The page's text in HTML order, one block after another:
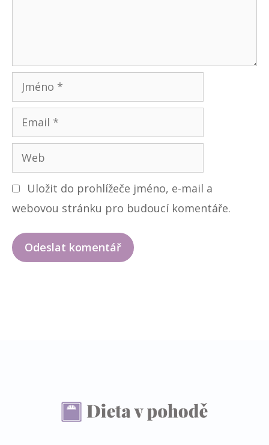
ř
m
n
m
i
l
W
e
b
Uložit do prohlížeče jméno, e-mail a
webovou stránku pro budoucí komentáře.